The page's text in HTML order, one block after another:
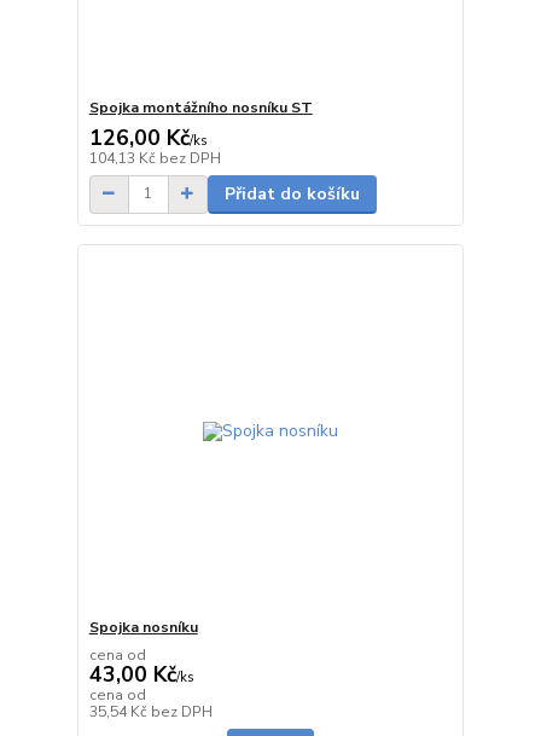
Spojka montážního nosníku ST
126,00 Kč/ks
104,13 Kč bez DPH
Přidat do košíku
Spojka nosníku
cena od
43,00 Kč/ks
cena od
35,54 Kč bez DPH